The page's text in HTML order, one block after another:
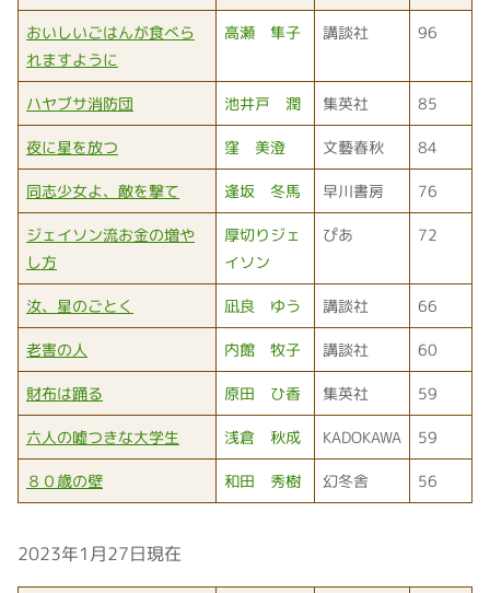
おいしいごはんが食べら
れますように
高瀬 隼子 講談社 96
ハヤブサ消防団 池井戸 潤 集英社 85
夜に星を放つ 窪 美澄 文藝春秋 84
同志少女よ、敵を撃て 逢坂 冬馬 早川書房 76
ジェイソン流お金の増や
し方
厚切りジェ
イソン
ぴあ 72
汝、星のごとく 凪良 ゆう 講談社 66
老害の人 内館 牧子 講談社 60
財布は踊る 原田 ひ香 集英社 59
六人の嘘つきな大学生 浅倉 秋成 KADOKAWA 59
８０歳の壁 和田 秀樹 幻冬舎 56
2023年1月27日現在